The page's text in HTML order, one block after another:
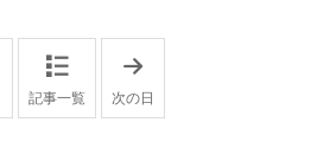
5
記事一覧
5
次の日